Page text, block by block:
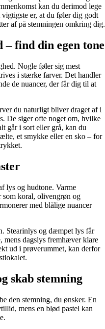
kan du derimod lege
er, at du føler dig godt
af på stemningen omkring dig.
– find din egen tone
Nogle føler sig mest
i stærke farver. Det handler
de nuancer, der får dig til at
du naturligt bliver draget af i
De siger ofte noget om, hvilke
går i sort eller grå, kan du
et smykke eller en sko – for
lys og hudtone. Varme
koral, olivengrøn og
med blålige nuancer
Stearinlys og dæmpet lys får
mens dagslys fremhæver klare
ud i prøverummet, kan derfor
skab stemning
den stemning, du ønsker. En
mens en blød pastel kan